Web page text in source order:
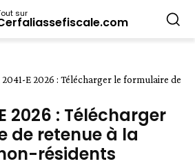
sur
E 2026 : Télécharger le formulaire de
2026 : Télécharger
de retenue à la
résidents